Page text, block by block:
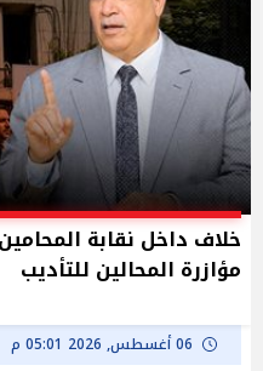
خلاف داخل نقابة
مؤازرة المحالين للتأديب
06 أغسطس, 2026 05:01 م